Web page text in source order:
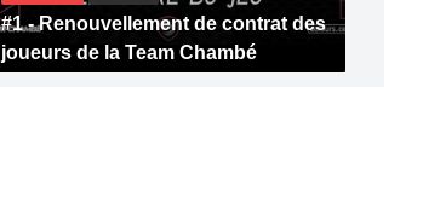
#1 - Renouvellement de contrat des
joueurs de la Team Chambé